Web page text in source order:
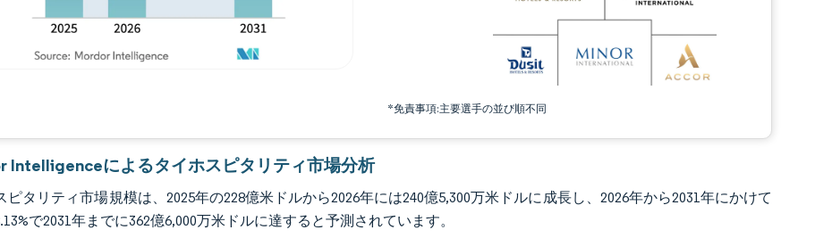
*免責事項:主要選手の並び順不同
Intelligenceによるタイホスピタリティ市場分析
ピタリティ市場規模は、2025年の228億米ドルから2026年には240億5,300万米ドルに成長し、2026年から2031年にかけて
で2031年までに362億6,000万米ドルに達すると予測されています。